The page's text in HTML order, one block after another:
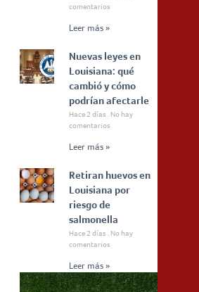
comentarios
Leer más »
Nuevas leyes en
Louisiana: qué
cambió y cómo
podrían afectarle
Hace 2 días
No hay
comentarios
Leer más »
Retiran huevos en
Louisiana por
riesgo de
salmonella
Hace 2 días
No hay
comentarios
Leer más »